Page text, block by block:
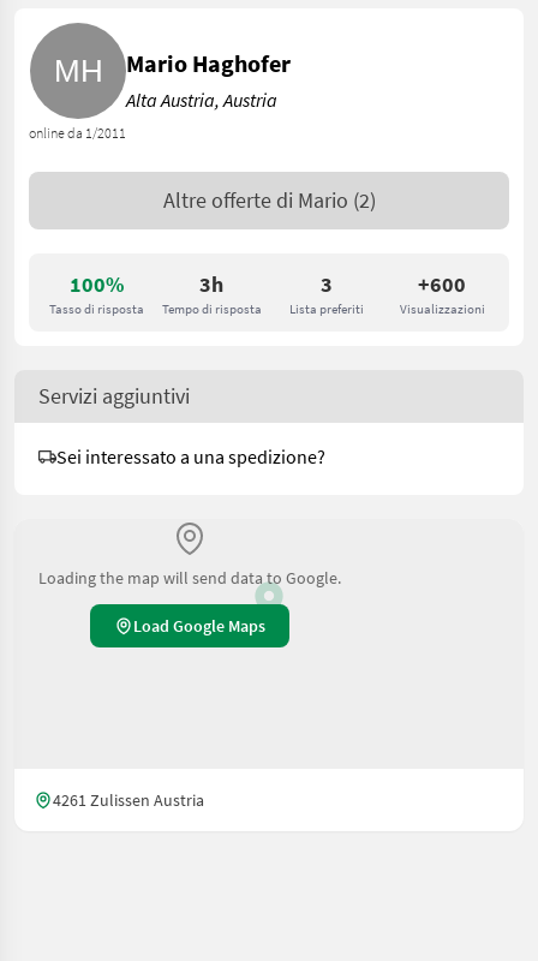
100%
Tasso di risposta
3h
Tempo di risposta
3
Lista preferiti
+600
Visualizzazioni
online da 1/2011
Mario Haghofer
Alta Austria, Austria
Altre offerte di Mario (2)
Servizi aggiuntivi
Sei interessato a una spedizione?
Loading the map will send data to Google.
Load Google Maps
4261 Zulissen Austria